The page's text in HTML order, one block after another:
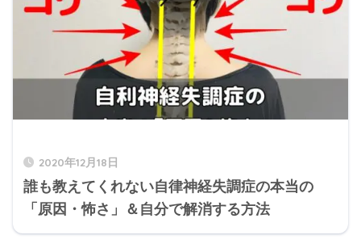
2020年12月18日
誰も教えてくれない自律神経失調症の本当の
「原因・怖さ」＆自分で解消する方法